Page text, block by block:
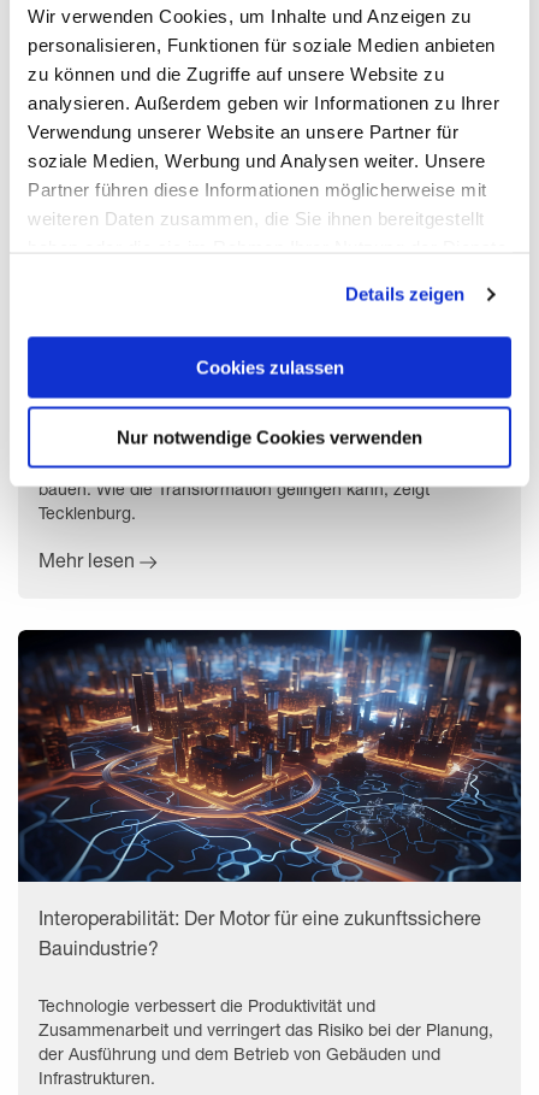
Wir verwenden Cookies, um Inhalte und Anzeigen zu
personalisieren, Funktionen für soziale Medien anbieten
zu können und die Zugriffe auf unsere Website zu
analysieren. Außerdem geben wir Informationen zu Ihrer
Verwendung unserer Website an unsere Partner für
soziale Medien, Werbung und Analysen weiter. Unsere
Partner führen diese Informationen möglicherweise mit
weiteren Daten zusammen, die Sie ihnen bereitgestellt
uns, die Cookies einzusetzen, welche unter "Details
zeigen" beschrieben werden. Sie können Ihre Einwilligung
jederzeit anpassen oder widerrufen. Damit Sie alle Inhalte
wie z.B. News sehen können, wählen Sie bitte „Cookies
Details zeigen
Cookies zulassen
Nur notwendige Cookies verwenden
Wer sich auf BIM einlässt, kann schneller, günstiger,
qualitativ hochwertiger und reibungsloser planen und
bauen. Wie die Transformation gelingen kann, zeigt
Tecklenburg.
Mehr lesen
Interoperabilität: Der Motor für eine zukunftssichere
Bauindustrie?
Technologie verbessert die Produktivität und
Zusammenarbeit und verringert das Risiko bei der Planung,
der Ausführung und dem Betrieb von Gebäuden und
Infrastrukturen.